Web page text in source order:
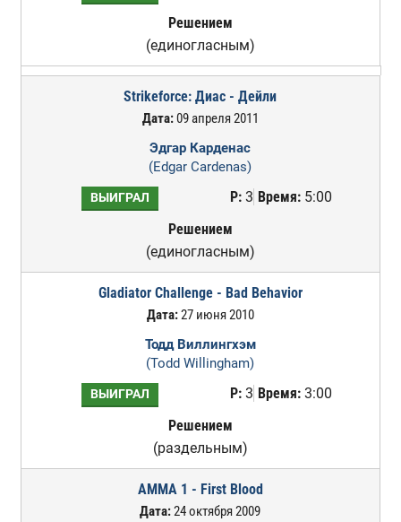
Решением
(единогласным)
Strikeforce: Диас - Дейли
Дата:09 апреля 2011
Эдгар Карденас
(Edgar Cardenas)
ВЫИГРАЛ Р:3 Время:5:00
Решением
(единогласным)
Gladiator Challenge - Bad Behavior
Дата:27 июня 2010
Тодд Виллингхэм
(Todd Willingham)
ВЫИГРАЛ Р:3 Время:3:00
Решением
(раздельным)
AMMA 1 - First Blood
Дата:24 октября 2009